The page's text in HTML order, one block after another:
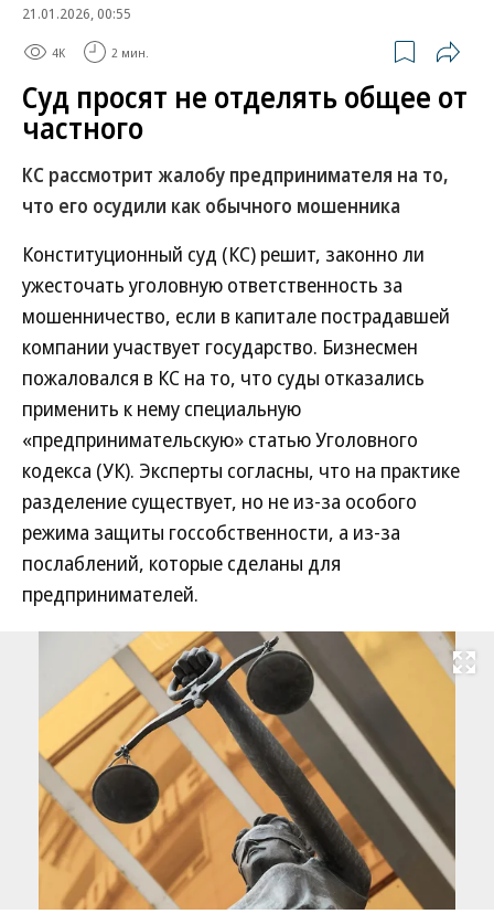
21.01.2026, 00:55
4K 2 мин.
Суд просят не отделять общее от
частного
КС рассмотрит жалобу предпринимателя на то,
что его осудили как обычного мошенника
Конституционный суд (КС) решит, законно ли
ужесточать уголовную ответственность за
мошенничество, если в капитале пострадавшей
компании участвует государство. Бизнесмен
пожаловался в КС на то, что суды отказались
применить к нему специальную
«предпринимательскую» статью Уголовного
кодекса (УК). Эксперты согласны, что на практике
разделение существует, но не из-за особого
режима защиты госсобственности, а из-за
послаблений, которые сделаны для
предпринимателей.
Развернуть